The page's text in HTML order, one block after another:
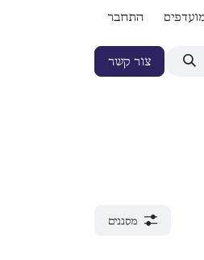
התחבר
צור קשר
מסננים